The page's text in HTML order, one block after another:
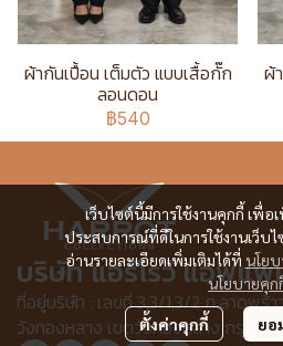
ผ้ากันเปื้อน เต็มตัว แบบเสื้อกั๊ก
ลอนดอน
฿540
ผ้
เว็บไซต์นี้มีการใช้งานคุกกี้ เพื่
ประสบการณ์ที่ดีในการใช้งานเว็บ
อ่านรายละเอียดเพิ่มเติมได้ที่ นโย
นโยบายคุก
ตั้งค่าคุกกี้ ยอ
บริษัท แอร์โรว์ แอพแพ
ที่อยู่บริษัท : เลขที่ 3,3/1,3/2 ก.ลาดพร้
วังทองหลาง เขตวังทองหลาง กรุงเท